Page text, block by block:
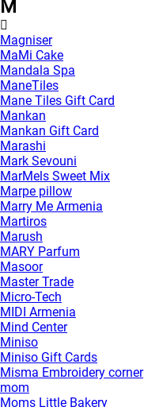
M
Magniser
MaMi Cake
Mandala Spa
ManeTiles
Mane Tiles Gift Card
Mankan
Mankan Gift Card
Marashi
Mark Sevouni
MarMels Sweet Mix
Marpe pillow
Marry Me Armenia
Martiros
Marush
MARY Parfum
Masoor
Master Trade
Micro-Tech
MIDI Armenia
Mind Center
Miniso
Miniso Gift Cards
Misma Embroidery corner
mom
Moms Little Bakery